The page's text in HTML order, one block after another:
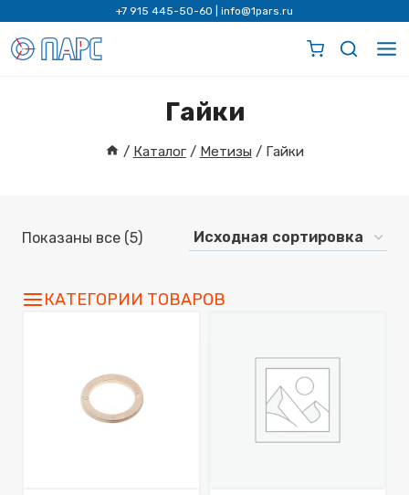
содержимому
+7 915 445-50-60 info@1pars.ru
Гайки
/ Каталог / Метизы / Гайки
Показаны все (5)
КАТЕГОРИИ ТОВАРОВ